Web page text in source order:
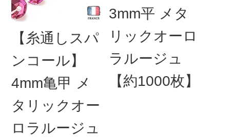
【糸通しスパ
ンコール】
4mm亀甲 メ
タリックオー
ロラルージュ
3mm平 メタ
リックオーロ
ラルージュ
【約1000枚】